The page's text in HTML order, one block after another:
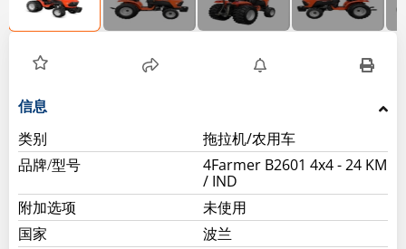
信息
类别
拖拉机/农用车
品牌/型号
4Farmer B2601 4x4 - 24 KM
/ IND
附加选项
未使用
国家
波兰